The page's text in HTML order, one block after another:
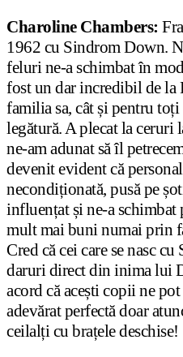
Charoline Chambers:
1962 cu Sindrom Down.
feluri ne-a schimbat în
fost un dar incredibil de la
familia sa, cât și pentru
legătură. A plecat la ceruri
ne-am adunat să îl
devenit evident că
necondiționată, pusă pe
influențat și ne-a
mult mai buni numai prin
Cred că cei care se nasc
daruri direct din inima lui
acord că acești copii ne
adevărat perfectă doar
ceilalți cu brațele deschise!